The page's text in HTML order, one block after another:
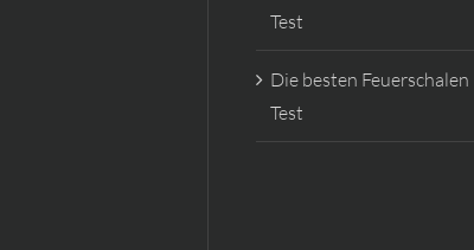
Test
Die besten Feuerschalen
Test